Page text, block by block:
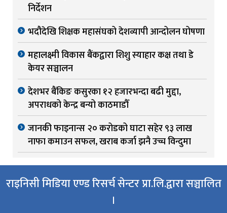
निर्देशन
भदौदेखि शिक्षक महासंघको देशव्यापी आन्दोलन घोषणा
महालक्ष्मी विकास बैंकद्वारा शिशु स्याहार कक्ष तथा डे
केयर सञ्चालन
देशभर बैंकिङ कसुरका १२ हजारभन्दा बढी मुद्दा,
अपराधको केन्द्र बन्यो काठमाडौँ
जानकी फाइनान्स २० करोडको घाटा सहेर ९३ लाख
नाफा कमाउन सफल, खराब कर्जा झनै उच्च विन्दुमा
राइनिसी मिडिया एण्ड रिसर्च सेन्टर प्रा.लि.द्वारा सञ्चालित
।